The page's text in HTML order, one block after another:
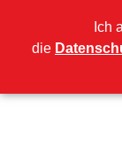
Ich
die